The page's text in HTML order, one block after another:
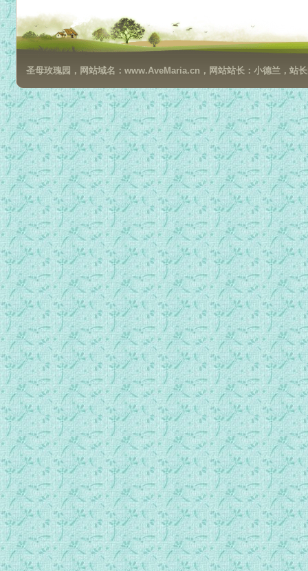
圣母玫瑰园，网站域名：www.AveMaria.cn，网站站长：小德兰，